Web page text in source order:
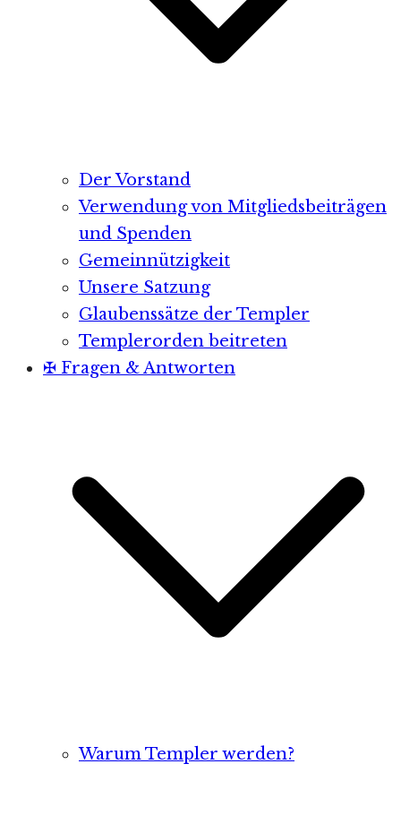
Der Vorstand
Verwendung von Mitgliedsbeiträgen
und Spenden
Gemeinnützigkeit
Unsere Satzung
Glaubenssätze der Templer
Templerorden beitreten
✠ Fragen & Antworten
Warum Templer werden?